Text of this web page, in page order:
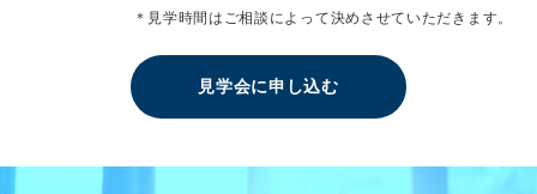
＊見学時間はご相談によって決めさせていただきます。
見学会に申し込む